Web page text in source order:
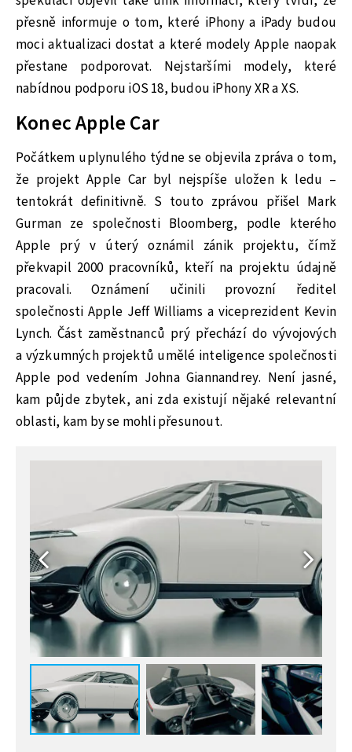
přesně informuje o tom, které iPhony a iPady budou
moci aktualizaci dostat a které modely Apple naopak
přestane podporovat. Nejstaršími modely, které
nabídnou podporu iOS 18, budou iPhony XR a XS.
Konec Apple Car
Počátkem uplynulého týdne se objevila zpráva o tom,
že projekt Apple Car byl nejspíše uložen k ledu –
tentokrát definitivně. S touto zprávou přišel Mark
Gurman ze společnosti Bloomberg, podle kterého
Apple prý v úterý oznámil zánik projektu, čímž
překvapil 2000 pracovníků, kteří na projektu údajně
pracovali. Oznámení učinili provozní ředitel
společnosti Apple Jeff Williams a viceprezident Kevin
Lynch. Část zaměstnanců prý přechází do vývojových
a výzkumných projektů umělé inteligence společnosti
Apple pod vedením Johna Giannandrey. Není jasné,
kam půjde zbytek, ani zda existují nějaké relevantní
oblasti, kam by se mohli přesunout.